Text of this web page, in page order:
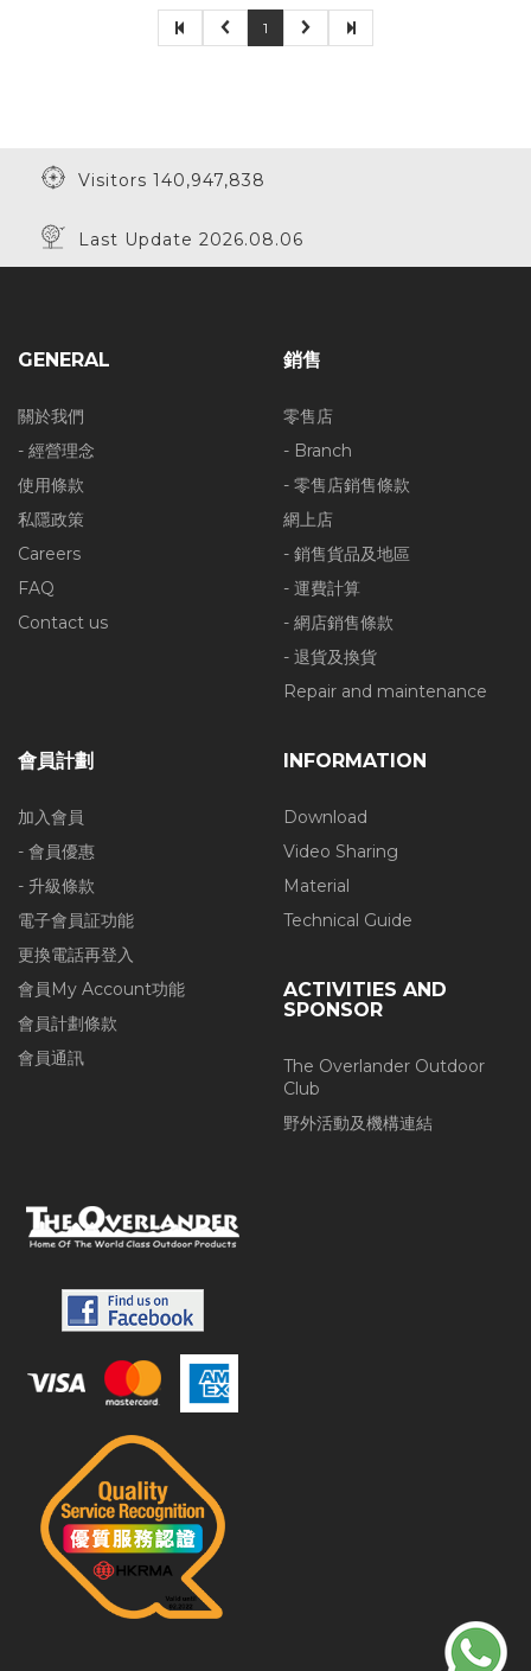
1
Visitors 140,947,838
Last Update 2026.08.06
GENERAL
關於我們
- 經營理念
使用條款
私隱政策
Careers
FAQ
Contact us
銷售
零售店
- Branch
- 零售店銷售條款
網上店
- 銷售貨品及地區
- 運費計算
- 網店銷售條款
- 退貨及換貨
Repair and maintenance
會員計劃
加入會員
- 會員優惠
- 升級條款
電子會員証功能
更換電話再登入
會員My Account功能
會員計劃條款
會員通訊
INFORMATION
Download
Video Sharing
Material
Technical Guide
ACTIVITIES AND
SPONSOR
The Overlander Outdoor
Club
野外活動及機構連結